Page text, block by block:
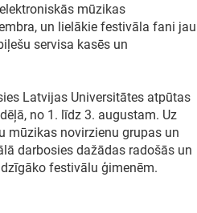
mūzikas
un lielākie festivāla fani jau
servisa kasēs un
Latvijas Universitātes atpūtas
no 1. līdz 3. augustam. Uz
mūzikas novirzienu grupas un
darbosies dažādas radošās un
festivālu ģimenēm.